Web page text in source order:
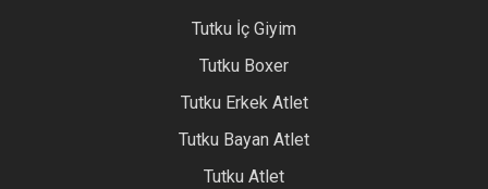
Tutku İç Giyim
Tutku Boxer
Tutku Erkek Atlet
Tutku Bayan Atlet
Tutku Atlet